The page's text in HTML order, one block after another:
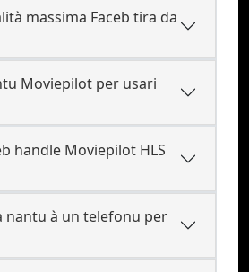
massima Faceb tira da
Moviepilot per usari
handle Moviepilot HLS
nantu à un telefonu per